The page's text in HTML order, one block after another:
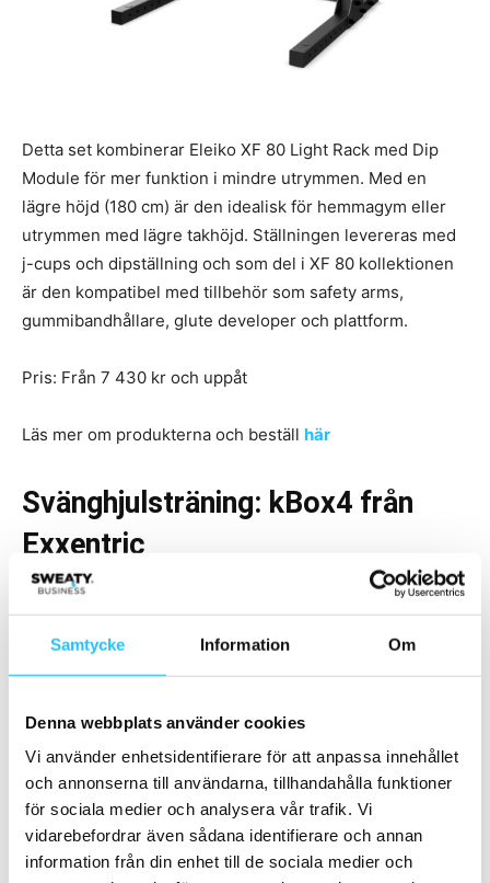
Samtycke Information Om
Denna webbplats använder cookies
Vi använder enhetsidentifierare för att anpassa innehållet
och annonserna till användarna, tillhandahålla funktioner
för sociala medier och analysera vår trafik. Vi
vidarebefordrar även sådana identifierare och annan
information från din enhet till de sociala medier och
Detta set kombinerar Eleiko XF 80 Light Rack med Dip
Module för mer funktion i mindre utrymmen. Med en
lägre höjd (180 cm) är den idealisk för hemmagym eller
utrymmen med lägre takhöjd. Ställningen levereras med
j-cups och dipställning och som del i XF 80 kollektionen
är den kompatibel med tillbehör som safety arms,
gummibandhållare, glute developer och plattform.
Pris: Från 7 430 kr och uppåt
Läs mer om produkterna och beställ här
Svänghjulsträning: kBox4 från
Exxentric